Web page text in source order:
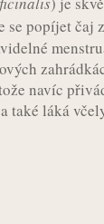
se popíjet čaj
navíc
také láká